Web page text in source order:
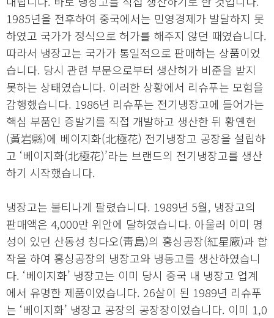
1985년을 전후하여 중국에서는 민영경제가 발달하지 못
하였고 국가가 정식으로 허가를 해주지 않던 때였습니다.
따라서 냉장고는 국가가 통일적으로 판매하는 상품이었
습니다. 당시 관련 부문으로부터 생산허가 비준을 받지
못하는 상태였습니다. 이러한 상황에서 리슈푸는 모험을
감행했습니다. 1986년 리슈푸는 전기냉장고에 들어가는
핵심 부품인 증발기를 직접 개발하고 생산한 뒤 황옌현
(黃岩縣)에 베이지화(北極花) 전기냉장고 공장을 설립하
고 ‘베이지화(北極花)’라는 브랜드의 전기냉장고를 생산
하기 시작했습니다.
냉장고는 불티나게 팔렸습니다. 1989년 5월, 냉장고의
판매액은 4,000만 위안에 달하였습니다. 아울러 이미 명
성이 있던 산동성 칭다오(靑島)의 홍싱공장(紅星廠)과 합
작을 하여 홍싱공장의 냉장고와 냉동고를 생산하였습니
다. ‘베이지화’ 냉장고는 이미 당시 중국 내 냉장고 업계
에서 유명한 제품이었습니다. 26살이 된 1989년 리슈푸
는 ‘베이지화’ 냉장고 공장의 공장장이었습니다. 이미 1,0